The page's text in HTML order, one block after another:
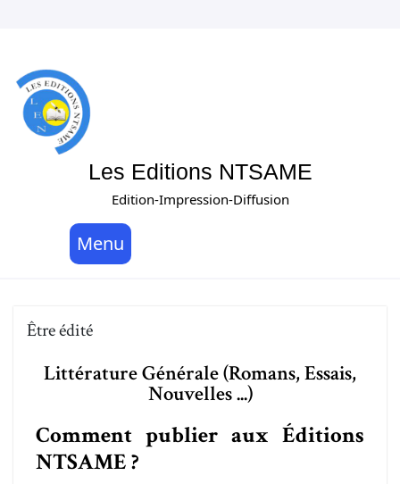
Les Editions NTSAME
Edition-Impression-Diffusion
Menu
Être édité
Littérature Générale (Romans, Essais,
Nouvelles ...)
Comment publier aux Éditions
NTSAME ?